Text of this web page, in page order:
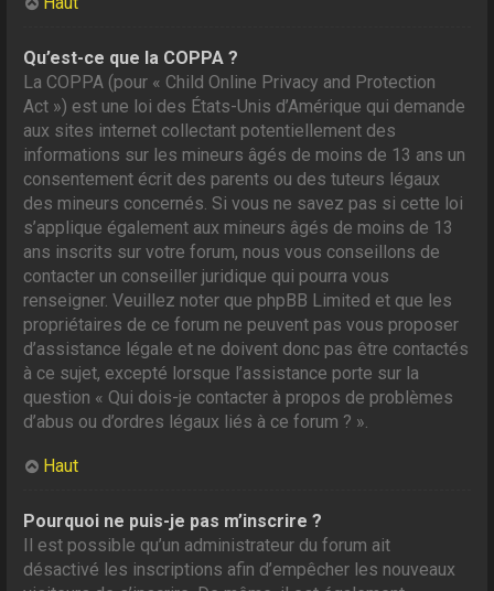
Qu’est-ce que la COPPA ?
La COPPA (pour « Child Online Privacy and Protection
Act ») est une loi des États-Unis d’Amérique qui demande
aux sites internet collectant potentiellement des
informations sur les mineurs âgés de moins de 13 ans un
consentement écrit des parents ou des tuteurs légaux
des mineurs concernés. Si vous ne savez pas si cette loi
s’applique également aux mineurs âgés de moins de 13
ans inscrits sur votre forum, nous vous conseillons de
contacter un conseiller juridique qui pourra vous
renseigner. Veuillez noter que phpBB Limited et que les
propriétaires de ce forum ne peuvent pas vous proposer
d’assistance légale et ne doivent donc pas être contactés
à ce sujet, excepté lorsque l’assistance porte sur la
question « Qui dois-je contacter à propos de problèmes
d’abus ou d’ordres légaux liés à ce forum ? ».
Haut
Pourquoi ne puis-je pas m’inscrire ?
Il est possible qu’un administrateur du forum ait
désactivé les inscriptions afin d’empêcher les nouveaux